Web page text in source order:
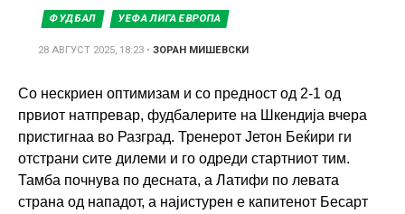
ФУДБАЛ УЕФА ЛИГА ЕВРОПА
28 АВГУСТ 2025, 18:23 •ЗОРАН МИШЕВСКИ
Со нескриен оптимизам и со предност од 2-1 од
првиот натпревар, фудбалерите на Шкендија вчера
пристигнаа во Разград. Тренерот Јетон Беќири ги
отстрани сите дилеми и го одреди стартниот тим.
Тамба почнува по десната, а Латифи по левата
страна од нападот, а најистурен е капитенот Бесарт